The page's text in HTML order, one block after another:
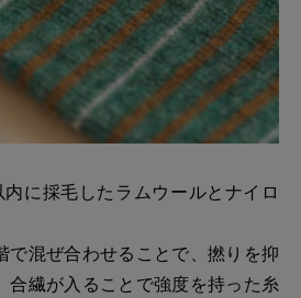
に採毛したラムウールとナイロ
で混ぜ合わせることで、撚りを抑
合繊が入ることで強度を持った糸